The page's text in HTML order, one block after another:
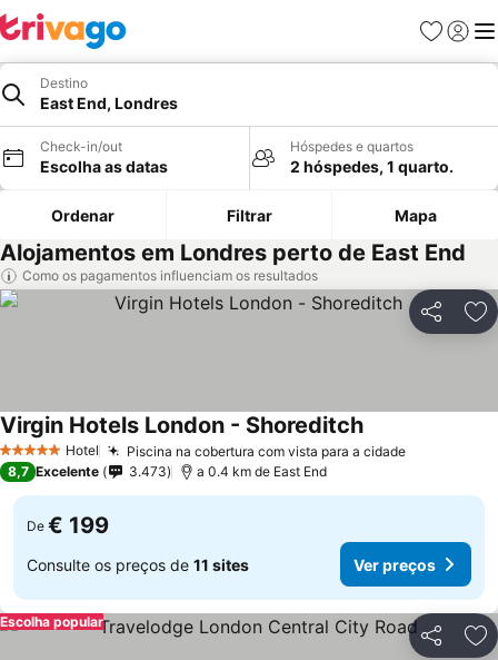
Favoritos
Iniciar
Destino
East End, Londres
Check-in/out
Escolha as datas
Hóspedes e quartos
2 hóspedes, 1 quarto.
Ordenar Filtrar Mapa
Alojamentos em Londres perto de East End
Como os pagamentos influenciam os resultados
Partilhar
5 Estrelas Hotel Piscina na cobertura com vista para a cidadeVer preços
Virgin Hotels London - ShoreditchVer preços
8,7 Excelente 3.473 a 0.4 km de East End
De € 199
Consulte os preços de 11 sites Ver preços
Partilhar
Escolha popular